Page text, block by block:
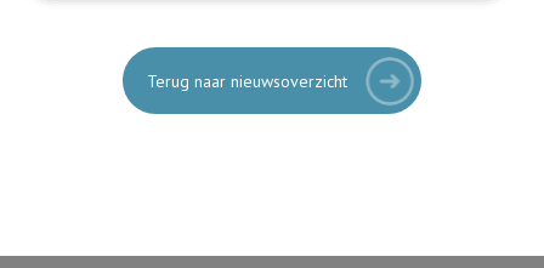
Terug naar nieuwsoverzicht